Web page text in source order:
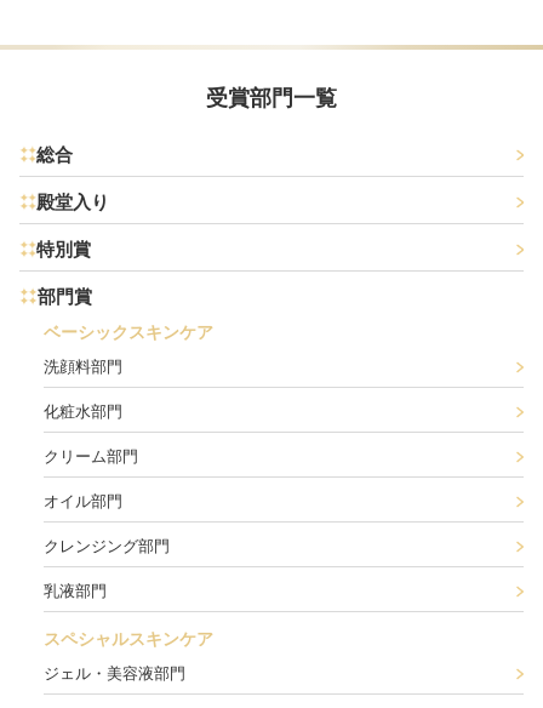
受賞部門一覧
総合
殿堂入り
特別賞
部門賞
ベーシックスキンケア
洗顔料部門
化粧水部門
クリーム部門
オイル部門
クレンジング部門
乳液部門
スペシャルスキンケア
ジェル・美容液部門